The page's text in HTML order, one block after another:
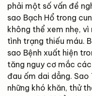
phải một số vấn đề
sao Bạch Hổ trong
không thể xem nhẹ,
tình trạng thiếu máu.
sao Bệnh xuất hiện
tăng nguy cơ mắc
đau ốm dai dẳng.
những khó khăn, thử